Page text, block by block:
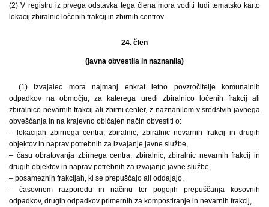
(2) V registru iz prvega odstavka tega člena mora voditi tudi tematsko karto
lokacij zbiralnic ločenih frakcij in zbirnih centrov.
24. člen
(javna obvestila in naznanila)
(1) Izvajalec mora najmanj enkrat letno povzročitelje komunalnih
odpadkov na območju, za katerega uredi zbiralnico ločenih frakcij ali
zbiralnico nevarnih frakcij ali zbirni center, z naznanilom v sredstvih javnega
obveščanja in na krajevno običajen način obvestiti o:
– lokacijah zbirnega centra, zbiralnic, zbiralnic nevarnih frakcij in drugih
objektov in naprav potrebnih za izvajanje javne službe,
– času obratovanja zbirnega centra, zbiralnic, zbiralnic nevarnih frakcij in
drugih objektov in naprav potrebnih za izvajanje javne službe,
– posameznih frakcijah, ki se prepuščajo ali oddajajo,
– časovnem razporedu in načinu ter pogojih prepuščanja kosovnih
odpadkov, drugih odpadkov primernih za kompostiranje in nevarnih frakcij,